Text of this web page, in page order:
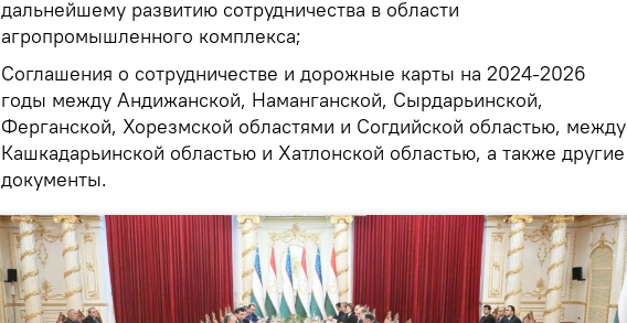
дальнейшему развитию сотрудничества в области
агропромышленного комплекса;
Соглашения о сотрудничестве и дорожные карты на 2024-2026
годы между Андижанской, Наманганской, Сырдарьинской,
Ферганской, Хорезмской областями и Согдийской областью, между
Кашкадарьинской областью и Хатлонской областью, а также другие
документы.